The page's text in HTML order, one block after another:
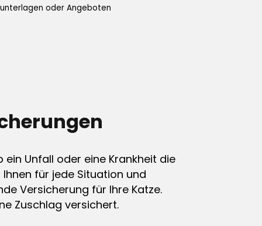
oder Angeboten
Unfall oder eine Krankheit die
für jede Situation und
Versicherung für Ihre Katze.
Zuschlag versichert.